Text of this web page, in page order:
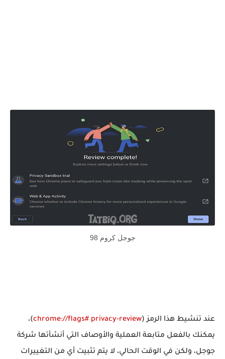
جوجل كروم 98
عند تنشيط هذا الرمز (chrome://flags# privacy-review)،
يمكنك بالفعل متابعة العملية والأوصاف التي أنشأتها شركة
جوجل، ولكن في الوقت الحالي، لا يتم تثبيت أي من التغييرات